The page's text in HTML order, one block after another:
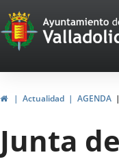
Portal
Web
del
de
Valladolid
InicioActualidad AGENDA
Junta